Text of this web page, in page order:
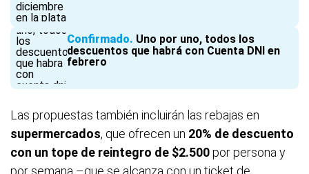
Confirmado Uno por uno, todos los
descuentos que habrá con Cuenta DNI en
febrero
Las propuestas también incluirán las rebajas en
supermercados, que ofrecen un 20% de descuento
con un tope de reintegro de $2.500por persona y
por semana –que se alcanza con un ticket de